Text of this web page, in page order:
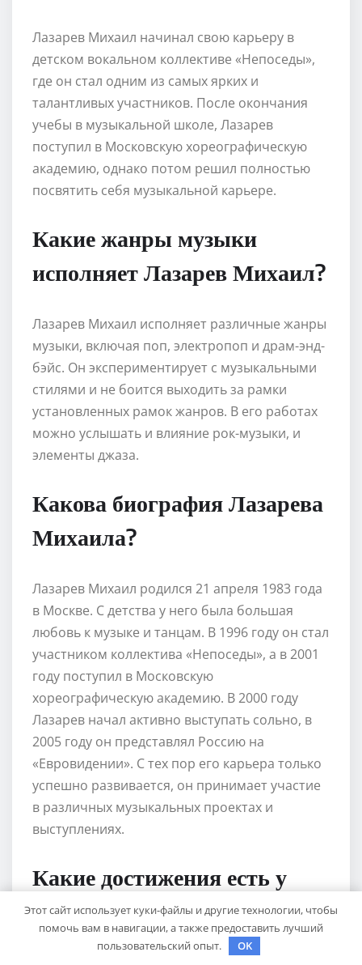
Лазарев Михаил начинал свою карьеру в
детском вокальном коллективе «Непоседы»,
где он стал одним из самых ярких и
талантливых участников. После окончания
учебы в музыкальной школе, Лазарев
поступил в Московскую хореографическую
академию, однако потом решил полностью
посвятить себя музыкальной карьере.
Какие жанры музыки
исполняет Лазарев Михаил?
Лазарев Михаил исполняет различные жанры
музыки, включая поп, электропоп и драм-энд-
бэйс. Он экспериментирует с музыкальными
стилями и не боится выходить за рамки
установленных рамок жанров. В его работах
можно услышать и влияние рок-музыки, и
элементы джаза.
Какова биография Лазарева
Михаила?
Лазарев Михаил родился 21 апреля 1983 года
в Москве. С детства у него была большая
любовь к музыке и танцам. В 1996 году он стал
участником коллектива «Непоседы», а в 2001
году поступил в Московскую
хореографическую академию. В 2000 году
Лазарев начал активно выступать сольно, в
2005 году он представлял Россию на
«Евровидении». С тех пор его карьера только
успешно развивается, он принимает участие
в различных музыкальных проектах и
выступлениях.
Какие достижения есть у
Лазарева Михаила?
Этот сайт использует куки-файлы и другие технологии, чтобы
помочь вам в навигации, а также предоставить лучший
пользовательский опыт.
OK